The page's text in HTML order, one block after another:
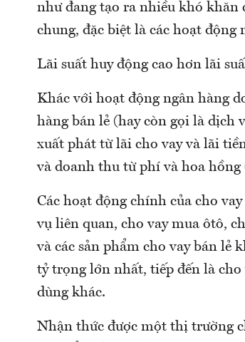
như đang tạo ra nhiều khó khăn
chung, đặc biệt là các hoạt động
Lãi suất huy động cao hơn lãi
Khác với hoạt động ngân hàng
hàng bán lẻ (hay còn gọi là dịch
xuất phát từ lãi cho vay và lãi
và doanh thu từ phí và hoa
Các hoạt động chính của cho
vụ liên quan, cho vay mua ôtô,
và các sản phẩm cho vay bán lẻ
tỷ trọng lớn nhất, tiếp đến là cho
dùng khác.
Nhận thức được một thị trường